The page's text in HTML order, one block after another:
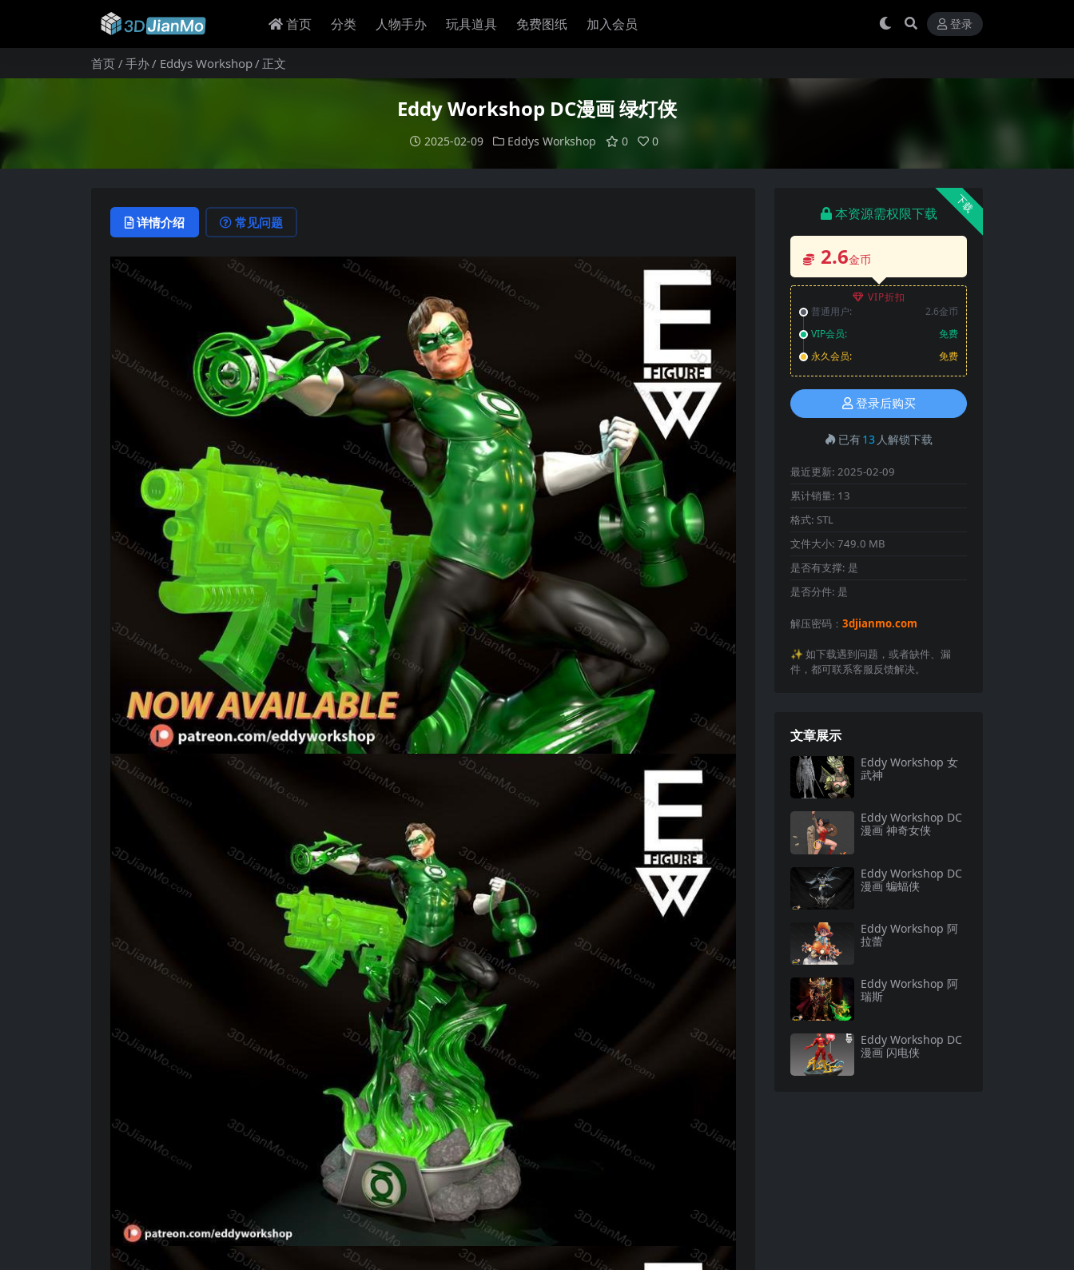
首页 分类 人物手办 玩具道具 免费图纸 加入会员 登录
首页 手办 Eddys Workshop 正文
Eddy Workshop DC漫画 绿灯侠
2025-02-09 Eddys Workshop 0 0
详情介绍 常见问题
下载
本资源需权限下载
2.6金币
VIP折扣
普通用户:
2.6金币
VIP会员:
免费
永久会员:
免费
登录后购买
已有13 人解锁下载
最近更新: 2025-02-09
累计销量: 13
格式: STL
文件大小: 749.0 MB
是否有支撑: 是
是否分件: 是
解压密码： 3djianmo.com
✨️ 如下载遇到问题，或者缺件、漏
件，都可联系客服反馈解决。
文章展示
Eddy Workshop 女
武神
Eddy Workshop DC
漫画 神奇女侠
Eddy Workshop DC
漫画 蝙蝠侠
Eddy Workshop 阿
拉蕾
Eddy Workshop 阿
瑞斯
Eddy Workshop DC
漫画 闪电侠